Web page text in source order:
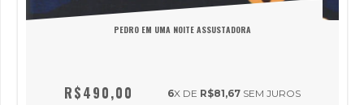
PEDRO EM UMA NOITE ASSUSTADORA
R$490,00 6X DE R$81,67 SEM JUROS